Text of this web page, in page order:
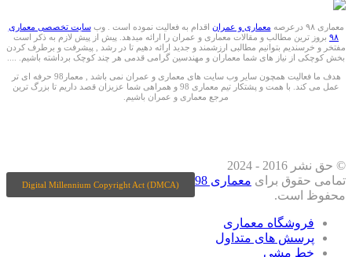
معماری ۹۸ درعرصه معماری و عمران اقدام به فعالیت نموده است . وبسایت تخصصی معماری
۹۸ بروز ترین مطالب و مقالات معماری و عمران را ارائه میدهد. پیش از پیش لازم به ذکر است
مفتخر و خرسندیم بتوانیم مطالبی ارزشمند و جدید ارائه دهیم تا در رشد , پیشرفت و برطرف کردن
بخش کوچکی از نیاز های شما معماران و مهندسین گرامی قدمی هر چند کوچک برداشته باشیم. ....
هدف ما فعالیت همچون سایر وب سایت های معماری و عمران نمی باشد , معمار98 حرفه ای تر
عمل می کند. با همت و پشتکار تیم معماری 98 و همراهی شما عزیزان قصد داریم تا بزرگ ترین
مرجع معماری و عمران باشیم.
Digital Millennium Copyright Act (DMCA)
© حق نشر 2016 - 2024
تمامی حقوق برای معماری 98
محفوظ است.
فروشگاه معماری
پرسش های متداول
خط مشی